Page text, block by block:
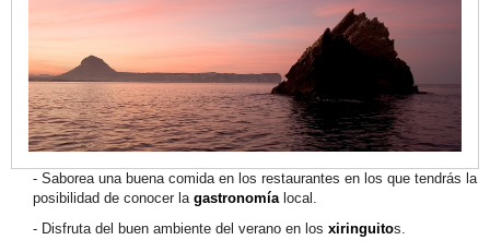
Saborea una buena comida en los restaurantes en los que tendrás la
posibilidad de conocer la gastronomía local.
Disfruta del buen ambiente del verano en los xiringuitos.